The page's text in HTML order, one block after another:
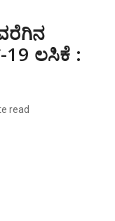
ಲಸಿಕೆ :
read